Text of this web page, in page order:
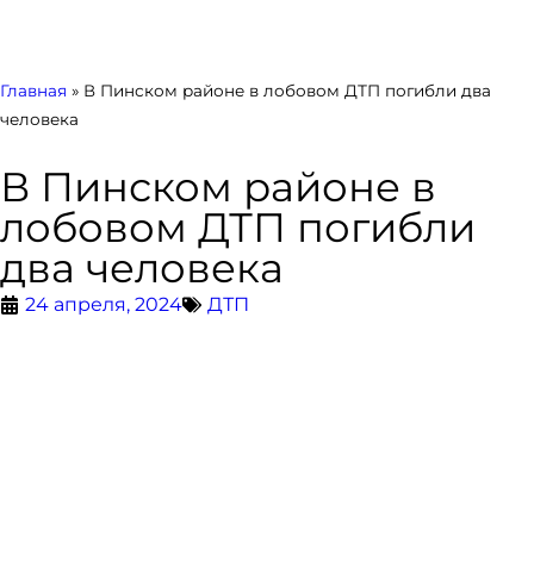
Главная » В Пинском районе в лобовом ДТП погибли два
человека
В Пинском районе в
лобовом ДТП погибли
два человека
24 апреля, 2024 ДТП